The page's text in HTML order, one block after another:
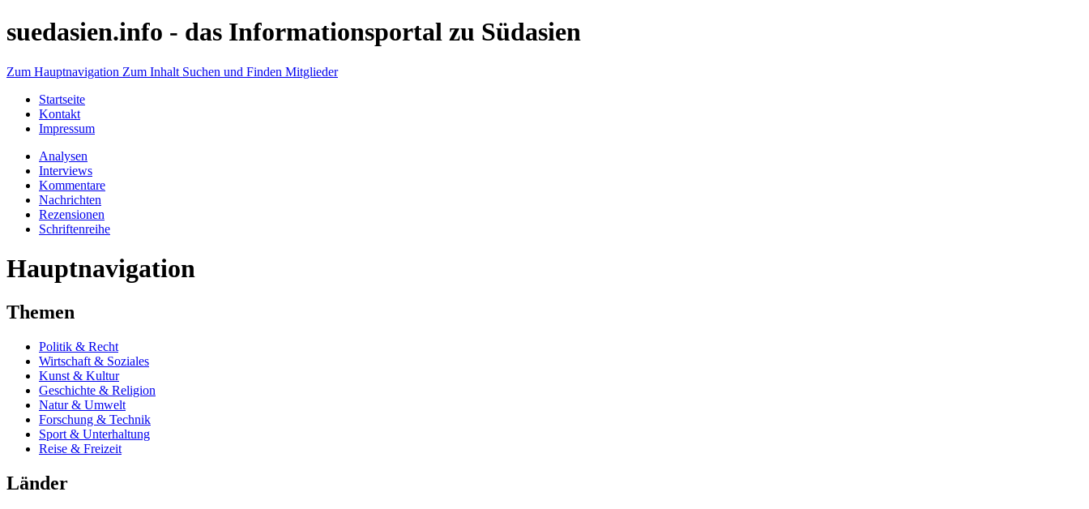
suedasien.info - das Informationsportal zu Südasien
Zum Hauptnavigation Zum Inhalt Suchen und Finden Mitglieder
Startseite
Kontakt
Impressum
Analysen
Interviews
Kommentare
Nachrichten
Rezensionen
Schriftenreihe
Hauptnavigation
Themen
Politik & Recht
Wirtschaft & Soziales
Kunst & Kultur
Geschichte & Religion
Natur & Umwelt
Forschung & Technik
Sport & Unterhaltung
Reise & Freizeit
Länder